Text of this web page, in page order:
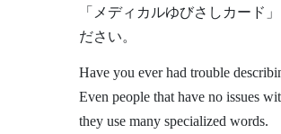
「メディカルゆびさしカード
ださい。
Have you ever had trouble
Even people that have no issues
they use many specialized words.